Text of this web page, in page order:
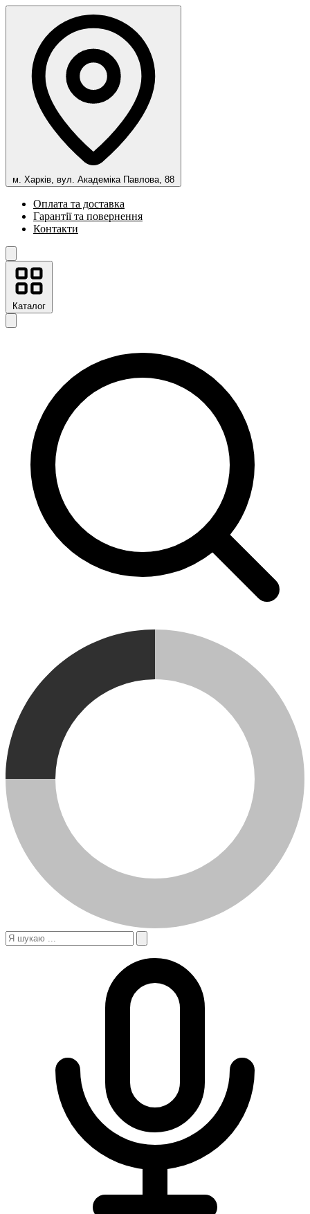
м. Харків, вул. Академіка Павлова, 88
Оплата та доставка
Гарантії та повернення
Контакти
Каталог